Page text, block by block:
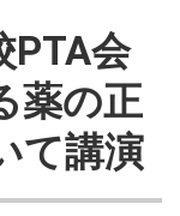
PTA会
薬の正
て講演